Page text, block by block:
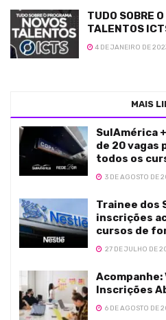
TUDO SOBRE
TALENTOS
4 DE JANEIRO DE
MAIS
SulAmérica
de 20 vagas
todos os
3 DE AGOSTO DE
Trainee dos
inscrições
cursos de
27 DE JULHO DE
Acompanhe:
Inscrições
6 DE AGOSTO DE